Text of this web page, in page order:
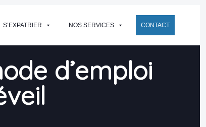
S’EXPATRIER NOS SERVICES CONTACT
d’emploi